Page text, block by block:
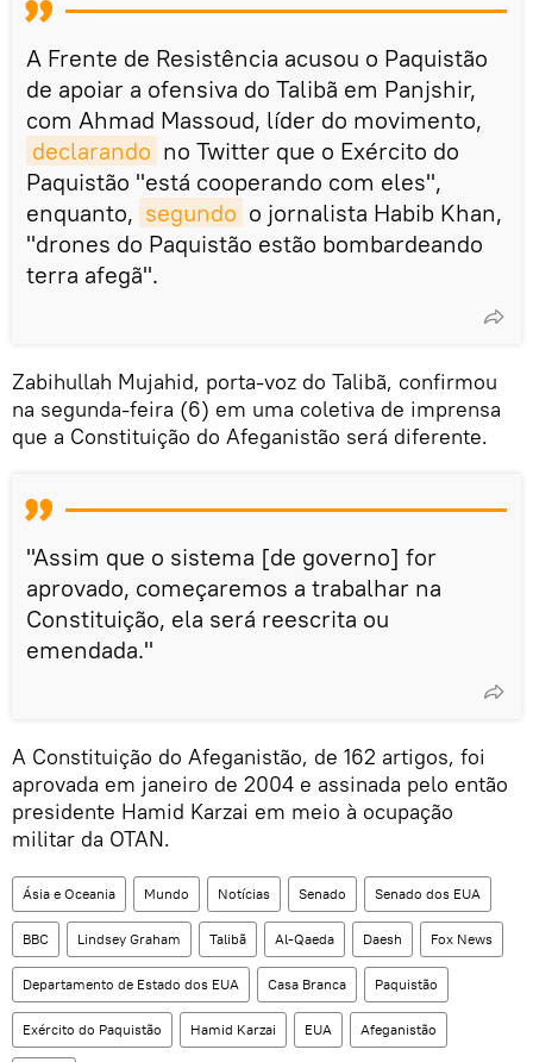
A Frente de Resistência acusou o Paquistão
de apoiar a ofensiva do Talibã em Panjshir,
com Ahmad Massoud, líder do movimento,
declarando no Twitter que o Exército do
Paquistão "está cooperando com eles",
enquanto, segundo o jornalista Habib Khan,
"drones do Paquistão estão bombardeando
terra afegã".
Zabihullah Mujahid, porta-voz do Talibã, confirmou
na segunda-feira (6) em uma coletiva de imprensa
que a Constituição do Afeganistão será diferente.
"Assim que o sistema [de governo] for
aprovado, começaremos a trabalhar na
Constituição, ela será reescrita ou
emendada."
A Constituição do Afeganistão, de 162 artigos, foi
aprovada em janeiro de 2004 e assinada pelo então
presidente Hamid Karzai em meio à ocupação
militar da OTAN.
Ásia e Oceania Mundo Notícias Senado Senado dos EUA
BBC Lindsey Graham Talibã Al-Qaeda Daesh Fox News
Departamento de Estado dos EUA Casa Branca Paquistão
Exército do Paquistão Hamid Karzai EUA Afeganistão